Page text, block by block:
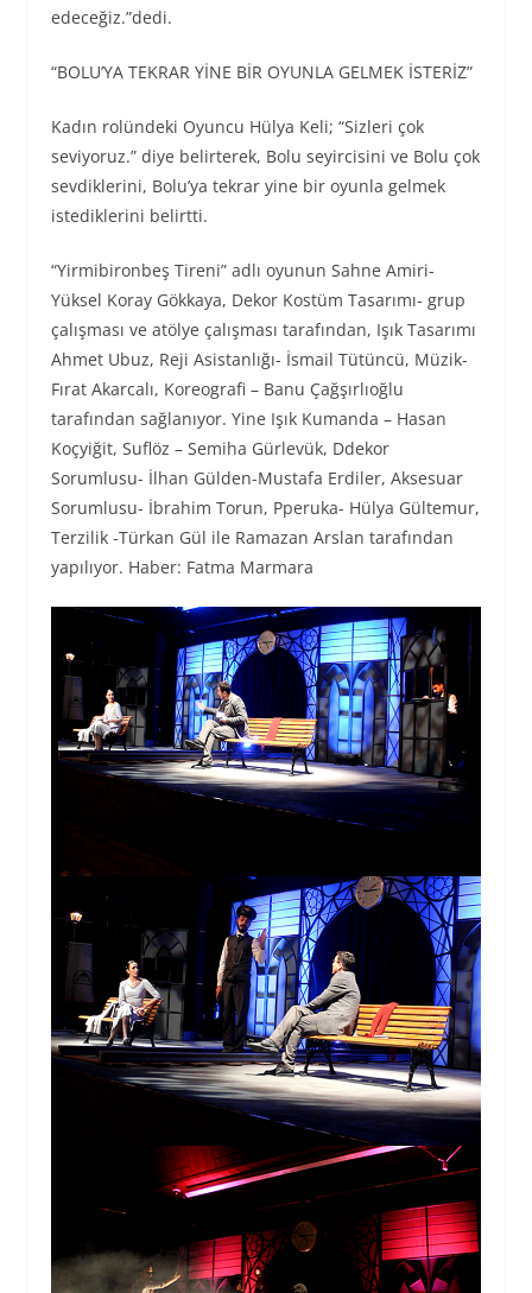
edeceğiz.”dedi.
“BOLU’YA TEKRAR YİNE BİR OYUNLA GELMEK İSTERİZ”
Kadın rolündeki Oyuncu Hülya Keli; “Sizleri çok
seviyoruz.” diye belirterek, Bolu seyircisini ve Bolu çok
sevdiklerini, Bolu’ya tekrar yine bir oyunla gelmek
istediklerini belirtti.
“Yirmibironbeş Tireni” adlı oyunun Sahne Amiri-
Yüksel Koray Gökkaya, Dekor Kostüm Tasarımı- grup
çalışması ve atölye çalışması tarafından, Işık Tasarımı
Ahmet Ubuz, Reji Asistanlığı- İsmail Tütüncü, Müzik-
Fırat Akarcalı, Koreografi – Banu Çağşırlıoğlu
tarafından sağlanıyor. Yine Işık Kumanda – Hasan
Koçyiğit, Suflöz – Semiha Gürlevük, Ddekor
Sorumlusu- İlhan Gülden-Mustafa Erdiler, Aksesuar
Sorumlusu- İbrahim Torun, Pperuka- Hülya Gültemur,
Terzilik -Türkan Gül ile Ramazan Arslan tarafından
yapılıyor. Haber: Fatma Marmara